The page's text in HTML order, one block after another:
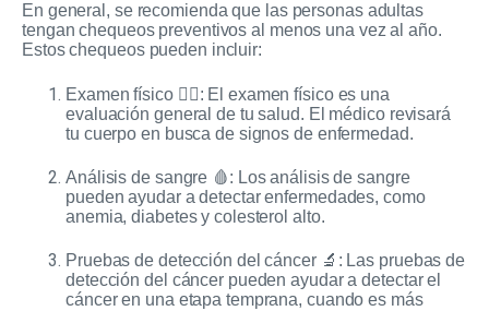
En general, se recomienda que las personas adultas
tengan chequeos preventivos al menos una vez al año.
Estos chequeos pueden incluir:
Examen físico 🏃‍♀️: El examen físico es una
evaluación general de tu salud. El médico revisará
tu cuerpo en busca de signos de enfermedad.
Análisis de sangre 🩸: Los análisis de sangre
pueden ayudar a detectar enfermedades, como
anemia, diabetes y colesterol alto.
Pruebas de detección del cáncer 🔬: Las pruebas de
detección del cáncer pueden ayudar a detectar el
cáncer en una etapa temprana, cuando es más